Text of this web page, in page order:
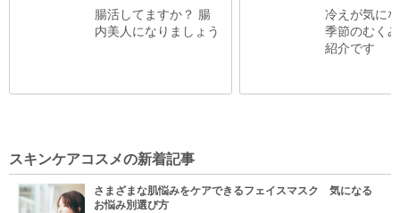
腸活してますか？ 腸
内美人になりましょう
冷えが気に
季節のむく
紹介です
スキンケアコスメの新着記事
さまざまな肌悩みをケアできるフェイスマスク 気になる
お悩み別選び方